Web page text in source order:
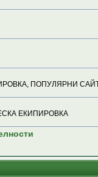
ПОПУЛЯРНИ
ЕКИПИРОВКА